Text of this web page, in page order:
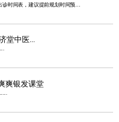
堂中医...
爽银发课堂